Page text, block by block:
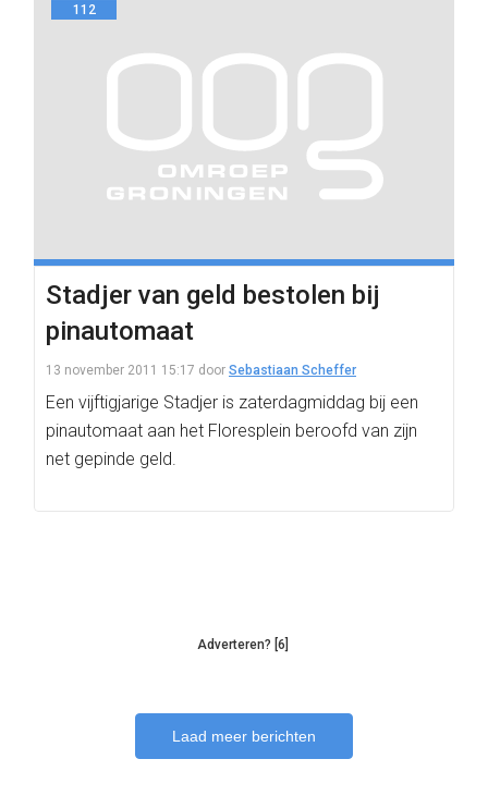
112
Stadjer van geld bestolen bij
pinautomaat
13 november 2011 15:17 door Sebastiaan Scheffer
Een vijftigjarige Stadjer is zaterdagmiddag bij een
pinautomaat aan het Floresplein beroofd van zijn
net gepinde geld.
Adverteren? [6]
Laad meer berichten